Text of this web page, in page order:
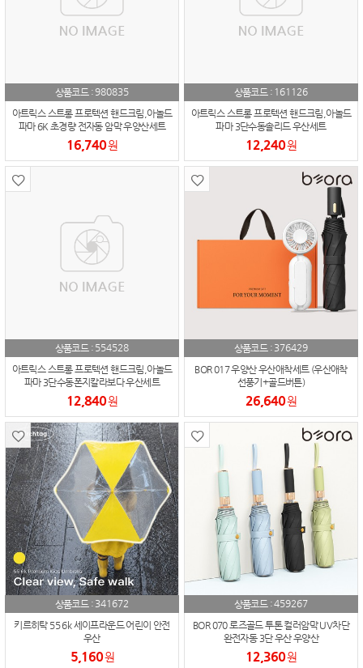
상품코드 :980835
아트릭스 스트롱 프로텍션 핸드크림,아놀드
파마 6K 초경량 전자동 암막 우양산세트
16,740원
상품코드 : 161126
아트릭스 스트롱 프로텍션 핸드크림,아놀드
파마 3단수동솔리드 우산세트
12,240원
상품코드 : 554528
아트릭스 스트롱 프로텍션 핸드크림,아놀드
파마 3단수동폰지칼라보다 우산세트
12,840원
상품코드 : 376429
BOR 017 우양산 우산애착세트 (우산애착
선풍기+골드버튼)
26,640원
상품코드 : 341672
키르히탁 55 6k 세이프라운드 어린이 안전
우산
5,160원
상품코드 :459267
BOR 070 로즈골드 투톤 컬러암막 UV차단
완전자동 3단 우산 우양산
12,360원